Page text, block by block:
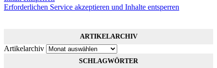
Erforderlichen Service akzeptieren und Inhalte entsperren
ARTIKELARCHIV
Artikelarchiv
SCHLAGWÖRTER